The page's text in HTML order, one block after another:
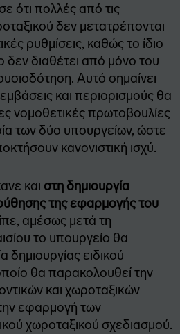
ότι πολλές από τις
δεν μετατρέπονται
ρυθμίσεις, καθώς το ίδιο
δεν διαθέτει από μόνο του
Αυτό σημαίνει
και περιορισμούς θα
νομοθετικές πρωτοβουλίες
των δύο υπουργείων, ώστε
κανονιστική ισχύ.
και στη δημιουργία
της εφαρμογής του
αμέσως μετά τη
το υπουργείο θα
δημιουργίας ειδικού
θα παρακολουθεί την
και χωροταξικών
εφαρμογή των
χωροταξικού σχεδιασμού.